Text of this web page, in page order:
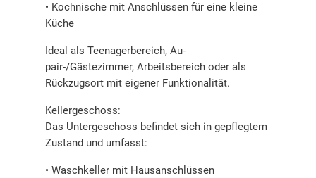
• Kochnische mit Anschlüssen für eine kleine
Küche
Ideal als Teenagerbereich, Au-
pair-/Gästezimmer, Arbeitsbereich oder als
Rückzugsort mit eigener Funktionalität.
Kellergeschoss:
Das Untergeschoss befindet sich in gepflegtem
Zustand und umfasst:
• Waschkeller mit Hausanschlüssen